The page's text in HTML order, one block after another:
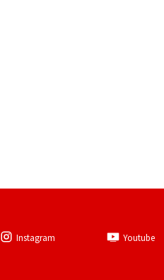
Instagram
Youtube